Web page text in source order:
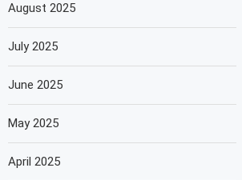
August 2025
July 2025
June 2025
May 2025
April 2025